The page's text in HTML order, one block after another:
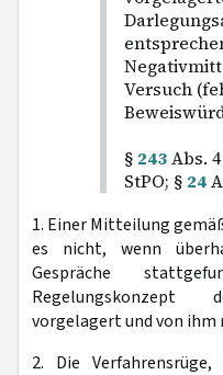
Versuch
§ 243Abs.
StPO; § 24
1. Einer Mitteilung
es nicht, wenn
Gespräche
Regelungskonzept
vorgelagert und von ihm
2. Die